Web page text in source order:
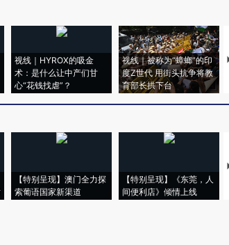
视线｜HYROX的吸金
术：是什么让中产们甘
心“花钱找虐”？
视线｜被称为“蟑螂”的印
度Z世代 用街头抗争将教
育部长拱下台
【特别呈现】澳门全力探
索葡语国家新渠道
【特别呈现】《东莞，人
间便利店》倾情上线